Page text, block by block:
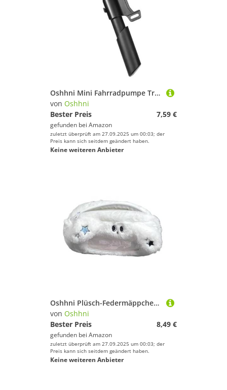
Oshhni Mini Fahrradpumpe Tragbare Fahrradreifenpumpe Rahmenmontiert für Mountain Folding Electric
von Oshhni
Bester Preis
7,59 €
gefunden bei Amazon
zuletzt überprüft am 27.09.2025 um 00:03; der
Preis kann sich seitdem geändert haben.
Keine weiteren Anbieter
Oshhni Plüsch-Federmäppchen, Handtasche, Reißverschluss, Stifttasche für Marker, Stifte, Schulpinsel, Blaue Katze
von Oshhni
Bester Preis
8,49 €
gefunden bei Amazon
zuletzt überprüft am 27.09.2025 um 00:03; der
Preis kann sich seitdem geändert haben.
Keine weiteren Anbieter